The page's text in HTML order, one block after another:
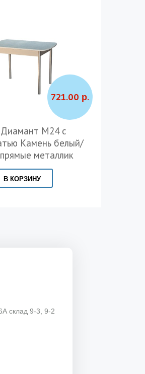
721.00 р.
М24 с
Камень белый/
металлик
В КОРЗИНУ
склад 9-3, 9-2